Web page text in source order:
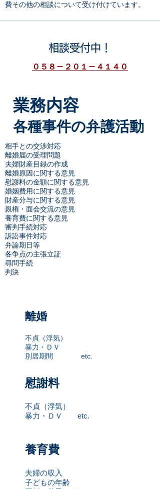
費その他の相談について受け付けています。
相談受付中！
０５８－２０１－４１４０
​業務内容
​各種事件の弁護活動
相手との交渉対応
離婚届の受理問題
夫婦財産目録の作成
離婚原因に関する意見
慰謝料の金額に関する意見
婚姻費用に関する意見
財産分与に関する意見
親権・面会交流の意見
養育費に関する意見
審判手続対応
訴訟事件対応
弁論期日等
各争点の主張立証
​尋問手続
​判決
離婚
不貞（浮気）
暴力・ＤＶ
別居期間
etc.
慰謝料
不貞（浮気）
暴力・ＤＶ
etc.
養育費
夫婦の収入
子どもの年齢